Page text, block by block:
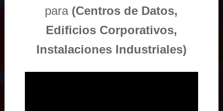
para (Centros de Datos,
Edificios Corporativos,
Instalaciones Industriales)